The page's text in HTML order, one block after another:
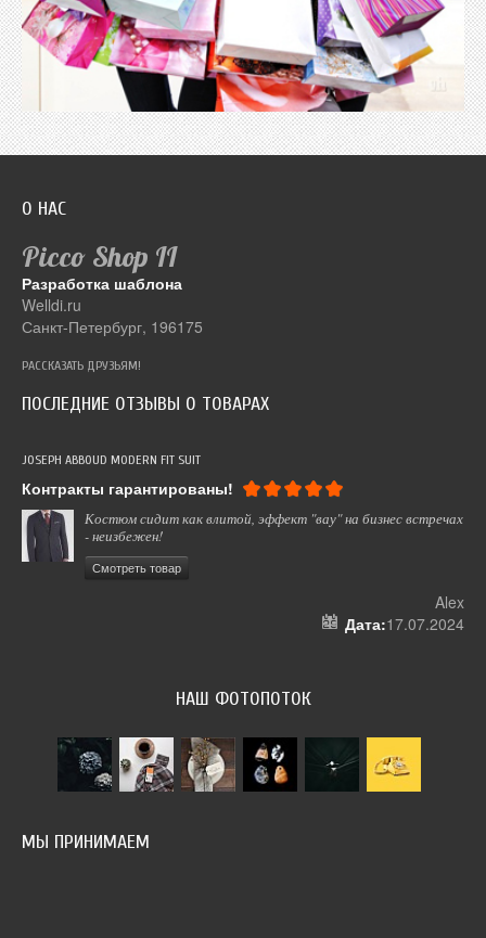
О НАС
Picco Shop II
Разработка шаблона
Welldi.ru
Санкт-Петербург, 196175
РАССКАЗАТЬ ДРУЗЬЯМ!
ПОСЛЕДНИЕ ОТЗЫВЫ О ТОВАРАХ
JOSEPH ABBOUD MODERN FIT SUIT
Контракты гарантированы!
Костюм сидит как влитой, эффект "вау" на бизнес встречах
- неизбежен!
Смотреть товар
Alex
Дата:17.07.2024
НАШ ФОТОПОТОК
МЫ ПРИНИМАЕМ